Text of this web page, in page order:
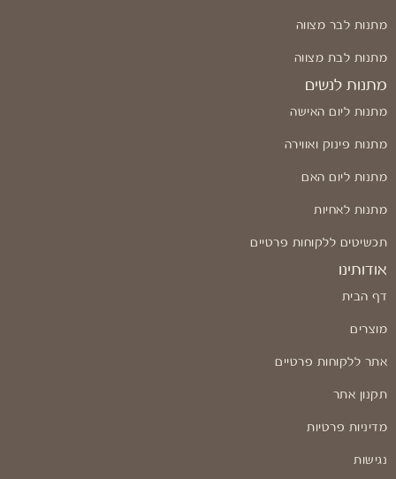
מתנות לבר מצווה
מתנות לבת מצווה
מתנות לנשים
מתנות ליום האישה
מתנות פינוק ואווירה
מתנות ליום האם
מתנות לאחיות
תכשיטים ללקוחות פרטיים
אודותינו
דף הבית
מוצרים
אתר ללקוחות פרטיים
תקנון אתר
מדיניות פרטיות
נגישות